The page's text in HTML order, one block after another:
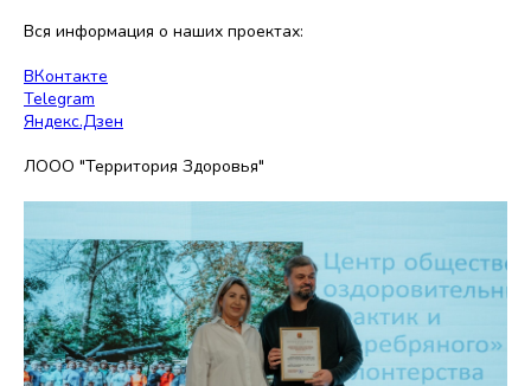
Вся информация о наших проектах:
ВКонтакте
Telegram
Яндекс.Дзен
ЛООО "Территория Здоровья"